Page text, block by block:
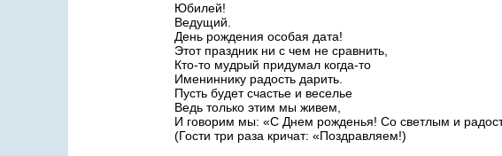
Юбилей!
Ведущий.
День рождения особая дата!
Этот праздник ни с чем не сравнить,
Кто-то мудрый придумал когда-то
Имениннику радость дарить.
Пусть будет счастье и веселье
Ведь только этим мы живем,
И говорим мы: «С Днем рожденья! Со светлым и
(Гости три раза кричат: «Поздравляем!)